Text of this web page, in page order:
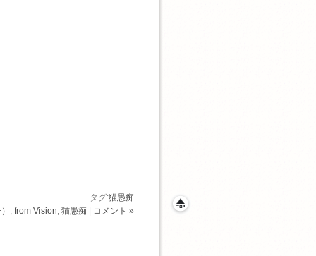
タグ:猫愚痴
, from Vision, 猫愚痴 | コメント »